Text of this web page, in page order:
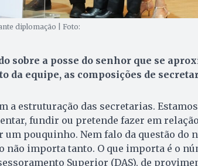
diplomação | Foto:
sobre a posse do senhor que se
da equipe, as composições de
a estruturação das secretarias.
fundir ou pretende fazer em
pouquinho. Nem falo da questão do
não importa tanto. O que importa é o
Superior (DAS), de